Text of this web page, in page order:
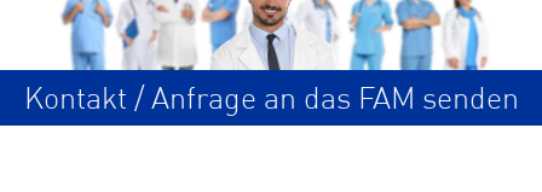
Kontakt / Anfrage an das FAM senden